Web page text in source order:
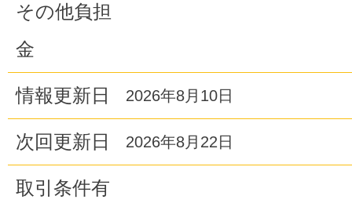
その他負担
金
情報更新日 2026年8月10日
次回更新日 2026年8月22日
取引条件有